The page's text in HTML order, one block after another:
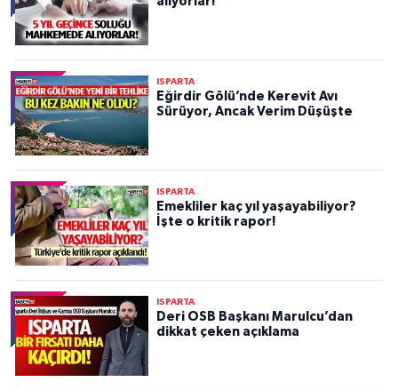
ISPARTA
Eğirdir Gölü’nde Kerevit Avı
Sürüyor, Ancak Verim Düşüşte
ISPARTA
Emekliler kaç yıl yaşayabiliyor?
İşte o kritik rapor!
ISPARTA
Deri OSB Başkanı Marulcu’dan
dikkat çeken açıklama